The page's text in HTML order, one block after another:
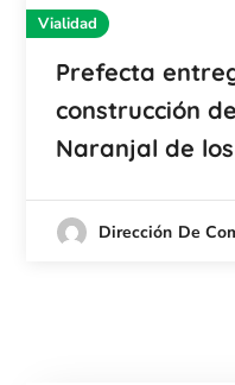
Vialidad
Prefecta
construcción
Naranjal de
Dirección De